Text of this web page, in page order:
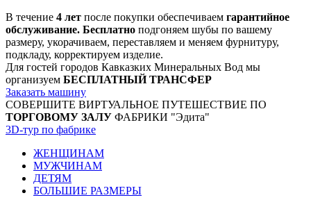
В течение 4 лет после покупки обеспечиваем гарантийное
обслуживание. Бесплатно подгоняем шубы по вашему
размеру, укорачиваем, переставляем и меняем фурнитуру,
подкладу, корректируем изделие.
Для гостей городов Кавказких Минеральных Вод мы
организуем БЕСПЛАТНЫЙ ТРАНСФЕР
Заказать машину
СОВЕРШИТЕ ВИРТУАЛЬНОЕ ПУТЕШЕСТВИЕ ПО
ТОРГОВОМУ ЗАЛУ ФАБРИКИ "Эдита"
3D-тур по фабрике
ЖЕНЩИНАМ
МУЖЧИНАМ
ДЕТЯМ
БОЛЬШИЕ РАЗМЕРЫ